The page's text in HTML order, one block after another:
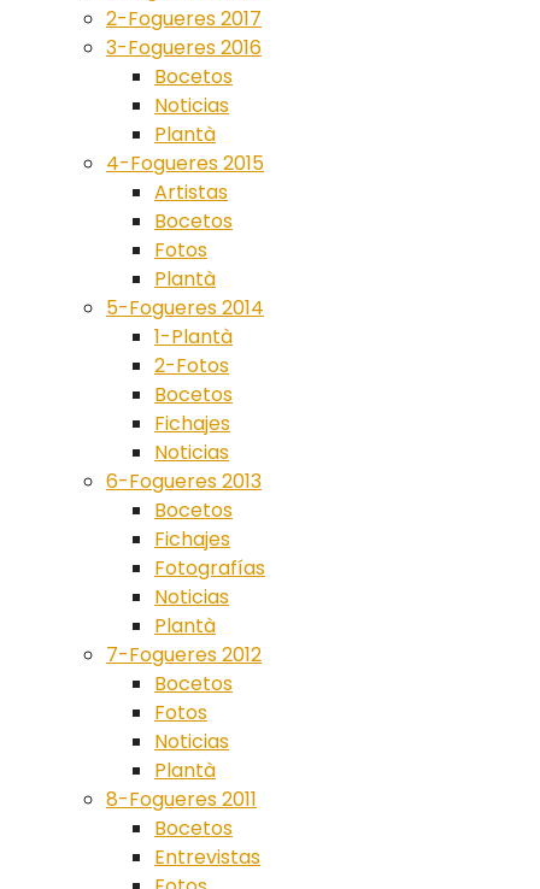
2-Fogueres 2017
3-Fogueres 2016
Bocetos
Noticias
Plantà
4-Fogueres 2015
Artistas
Bocetos
Fotos
Plantà
5-Fogueres 2014
1-Plantà
2-Fotos
Bocetos
Fichajes
Noticias
6-Fogueres 2013
Bocetos
Fichajes
Fotografías
Noticias
Plantà
7-Fogueres 2012
Bocetos
Fotos
Noticias
Plantà
8-Fogueres 2011
Bocetos
Entrevistas